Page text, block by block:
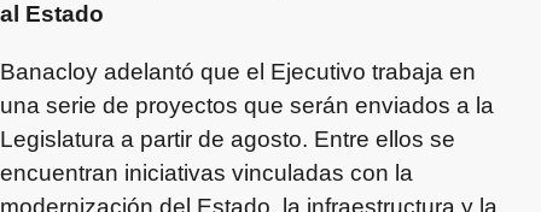
al Estado
Banacloy adelantó que el Ejecutivo trabaja en
una serie de proyectos que serán enviados a la
Legislatura a partir de agosto. Entre ellos se
encuentran iniciativas vinculadas con la
modernización del Estado, la infraestructura y la